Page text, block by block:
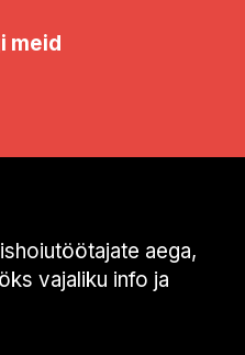
meid
aega,
vajaliku info ja